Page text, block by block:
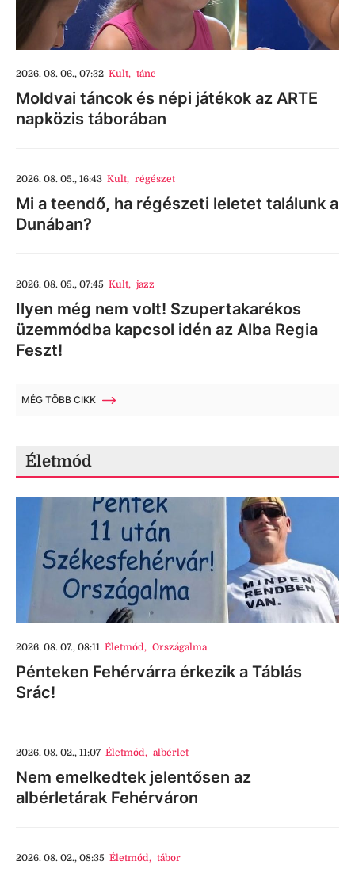
2026. 08. 06., 07:32 Kult, tánc
Moldvai táncok és népi játékok az ARTE
napközis táborában
2026. 08. 05., 16:43 Kult, régészet
Mi a teendő, ha régészeti leletet találunk a
Dunában?
2026. 08. 05., 07:45 Kult, jazz
Ilyen még nem volt! Szupertakarékos
üzemmódba kapcsol idén az Alba Regia
Feszt!
MÉG TÖBB CIKK
Életmód
2026. 08. 07., 08:11 Életmód, Országalma
Pénteken Fehérvárra érkezik a Táblás
Srác!
2026. 08. 02., 11:07 Életmód, albérlet
Nem emelkedtek jelentősen az
albérletárak Fehérváron
2026. 08. 02., 08:35 Életmód, tábor